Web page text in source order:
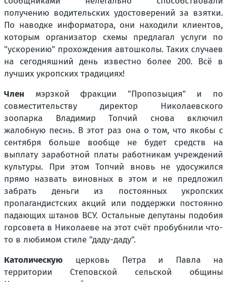
получению водительских удостоверений за взятки.
По наводке информатора, они находили клиентов,
которым организатор схемы предлагал услуги по
"ускорению" прохождения автошколы. Таких случаев
на сегодняшний день известно более 200. Всё в
лучших укропских традициях!
Член мэрзкой фракции "Пропозыция" и по
совместительству директор Николаевского
зоопарка Владимир Топчий снова включил
жалобную песнь. В этот раз она о том, что якобы с
сентября больше вообще не будет средств на
выплату заработной платы работникам учреждений
культуры. При этом Топчий вновь не удосужился
прямо назвать виновных в этом и не предложил
забрать деньги из постоянных укропских
пропагандистских акций или поддержки постоянно
падающих штанов ВСУ. Остальные депутаны подобия
горсовета в Николаеве на этот счёт пробубнили что-
то в любимом стиле "даду-даду".
Католическую церковь Петра и Павла на
территории Степовской сельской общины